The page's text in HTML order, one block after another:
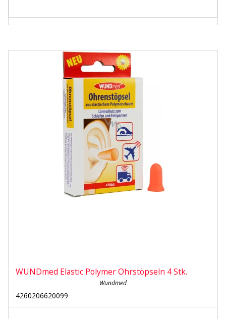
WUNDmed Elastic Polymer Ohrstöpseln 4 Stk.
Wundmed
4260206620099